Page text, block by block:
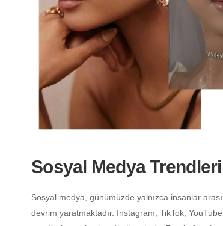
Sosyal Medya
Sosyal medya, günümüzde yalnızca insanlar
devrim yaratmaktadır. Instagram, TikTok,